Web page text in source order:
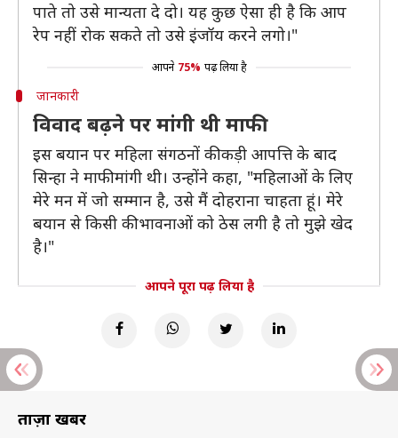
पाते तो उसे मान्यता दे दो। यह कुछ ऐसा ही है कि आप
रेप नहीं रोक सकते तो उसे इंजॉय करने लगो।"
आपने 75% पढ़ लिया है
जानकारी
विवाद बढ़ने पर मांगी थी माफी
इस बयान पर महिला संगठनों की कड़ी आपत्ति के बाद
सिन्हा ने माफी मांगी थी। उन्होंने कहा, "महिलाओं के लिए
मेरे मन में जो सम्मान है, उसे मैं दोहराना चाहता हूं। मेरे
बयान से किसी की भावनाओं को ठेस लगी है तो मुझे खेद
है।"
आपने पूरा पढ़ लिया है
ताज़ा खबरें